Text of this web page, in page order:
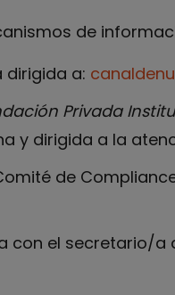
de
dirigida a:
Privada
y dirigida a la
de
con el secretario/